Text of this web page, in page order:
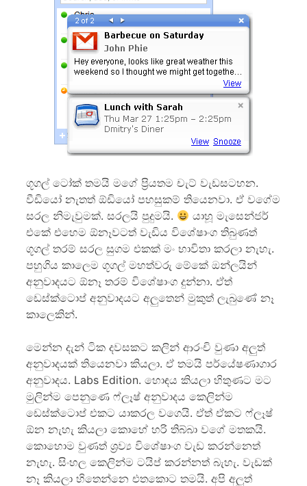
ගූගල් ටෝක් තමයි මගේ ප්‍රියතම චැට් වැඩසටහන.
වීඩියෝ නැතත් ඕඩියෝ පහසුකම් තියෙනවා. ඒ වගේම
සරල නිමැවුමක්. සරලයි පුදුමයි.
යාහූ මැසෙන්ජර්
එකේ එහෙම ඕනෑවටත් වැඩිය විශේෂාංග තිබුණත්
ගූගල් තරම් සරල සුගම එකක් මං භාවිතා කරලා නැහැ.
පහුගිය කාලෙම ගූගල් මහත්වරු මේකේ ඔන්ලයින්
අනුවාදයට ඕනෑ තරම් විශේෂාංග දුන්නා. ඒත්
ඩෙස්ක්ටොප් අනුවාදයට අලුතෙන් මුකුත් ලැබුණේ නෑ
කාලෙකින්.
මෙන්න දැන් ටික දවසකට කලින් ආරංචි වුණා අලුත්
අනුවාදයක් තියෙනවා කියලා. ඒ තමයි පර්යේෂණාගාර
අනුවාදය. Labs Edition. හොඳය කියලා හිතුණට මට
මුලින්ම පෙනුණෙ ෆ්ලෑෂ් අනුවාදය කෙලින්ම
ඩෙස්ක්ටොප් එකට යාකරල වගෙයි. ඒත් ඒකට ෆ්ලෑෂ්
ඕන නැහැ කියලා කොහේ හරි තිබ්බා වගේ මතකයි.
කොහොම වුණත් ශ්‍රව්‍ය විශේෂාංග වැඩ කරන්නෙත්
නැහැ. සිංහල කෙලින්ම ටයිප් කරන්නත් බැහැ. වැඩක්
නෑ කියලා හිතෙන්නෙ එතකොට තමයි. අපි අලුත්